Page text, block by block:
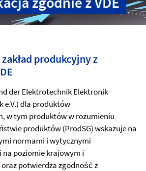
produkcyjny z
der Elektrotechnik Elektronik
dla produktów
w tym produktów w rozumieniu
produktów (ProdSG) wskazuje na
normami i wytycznymi
poziomie krajowym i
potwierdza zgodność z